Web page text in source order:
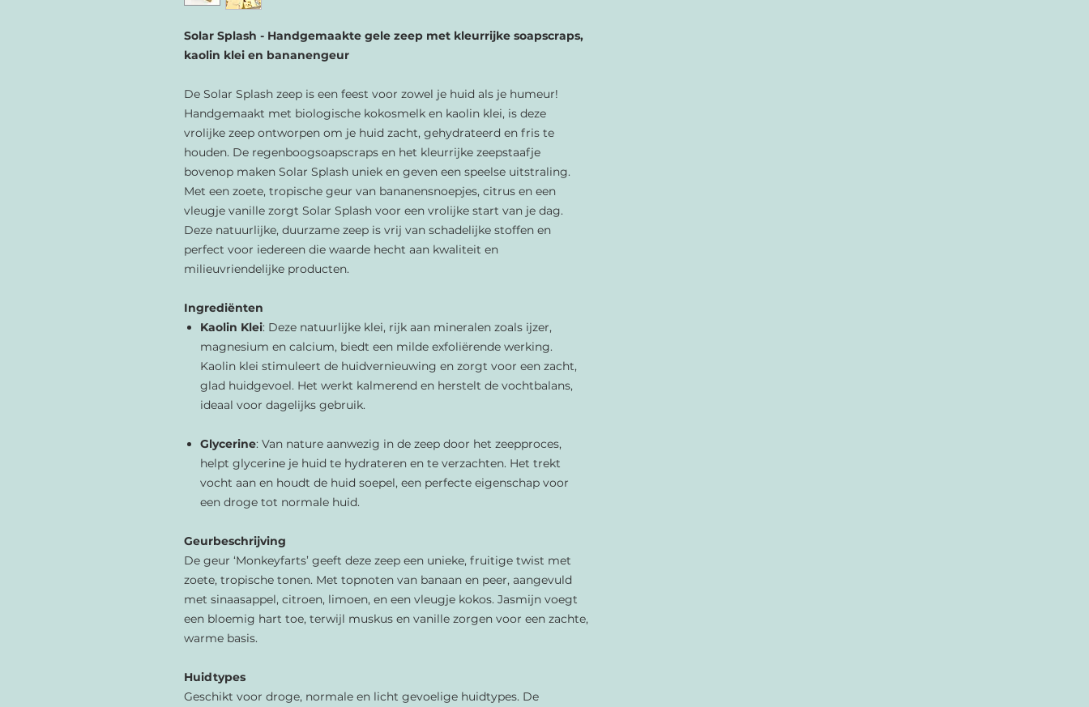
Solar Splash - Handgemaakte gele zeep met kleurrijke soapscraps,
kaolin klei en bananengeur
De Solar Splash zeep is een feest voor zowel je huid als je humeur!
Handgemaakt met biologische kokosmelk en kaolin klei, is deze
vrolijke zeep ontworpen om je huid zacht, gehydrateerd en fris te
houden. De regenboogsoapscraps en het kleurrijke zeepstaafje
bovenop maken Solar Splash uniek en geven een speelse uitstraling.
Met een zoete, tropische geur van bananensnoepjes, citrus en een
vleugje vanille zorgt Solar Splash voor een vrolijke start van je dag.
Deze natuurlijke, duurzame zeep is vrij van schadelijke stoffen en
perfect voor iedereen die waarde hecht aan kwaliteit en
milieuvriendelijke producten.
Ingrediënten
Kaolin Klei: Deze natuurlijke klei, rijk aan mineralen zoals ijzer,
magnesium en calcium, biedt een milde exfoliërende werking.
Kaolin klei stimuleert de huidvernieuwing en zorgt voor een zacht,
glad huidgevoel. Het werkt kalmerend en herstelt de vochtbalans,
ideaal voor dagelijks gebruik.
Glycerine: Van nature aanwezig in de zeep door het zeepproces,
helpt glycerine je huid te hydrateren en te verzachten. Het trekt
vocht aan en houdt de huid soepel, een perfecte eigenschap voor
een droge tot normale huid.
Geurbeschrijving
De geur ‘Monkeyfarts’ geeft deze zeep een unieke, fruitige twist met
zoete, tropische tonen. Met topnoten van banaan en peer, aangevuld
met sinaasappel, citroen, limoen, en een vleugje kokos. Jasmijn voegt
een bloemig hart toe, terwijl muskus en vanille zorgen voor een zachte,
warme basis.
Huidtypes
Geschikt voor droge, normale en licht gevoelige huidtypes. De